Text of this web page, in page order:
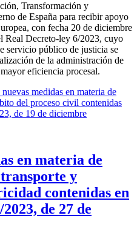
Transformación y
de España para recibir apoyo
con fecha 20 de diciembre
Real Decreto-ley 6/2023, cuyo
servicio público de justicia se
de la administración de
eficiencia procesal.
medidas en materia de
del proceso civil contenidas
de 19 de diciembre
en materia de
transporte y
contenidas en
de 27 de